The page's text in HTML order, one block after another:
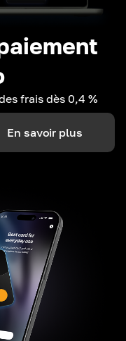
frais dès 0,4 %
En savoir plus